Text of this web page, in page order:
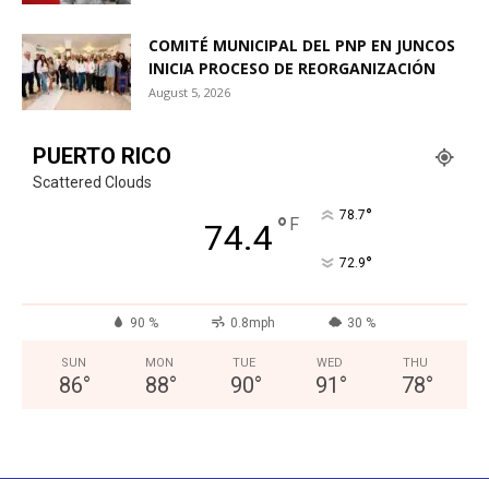
COMITÉ MUNICIPAL DEL PNP EN JUNCOS
INICIA PROCESO DE REORGANIZACIÓN
August 5, 2026
PUERTO RICO
Scattered Clouds
74.4° F 78.7°
72.9°
90 % 0.8mph 30 %
SUN
86°
MON
88°
TUE
90°
WED
91 °
THU
78°